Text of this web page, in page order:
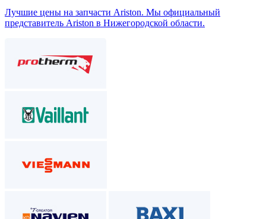
Лучшие цены на запчасти Аriston. Мы официальный
представитель Ariston в Нижегородской области.